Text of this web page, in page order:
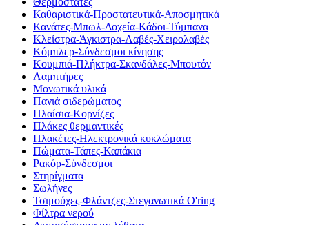
Καθαριστικά-Προστατευτικά-Αποσμητικά
Κανάτες-Μπωλ-Δοχεία-Κάδοι-Τύμπανα
Κλείστρα-Άγκιστρα-Λαβές-Χειρολαβές
Κόμπλερ-Σύνδεσμοι κίνησης
Κουμπιά-Πλήκτρα-Σκανδάλες-Μπουτόν
Λαμπτήρες
Μονωτικά υλικά
Πανιά σιδερώματος
Πλαίσια-Κορνίζες
Πλάκες θερμαντικές
Πλακέτες-Ηλεκτρονικά κυκλώματα
Πώματα-Τάπες-Καπάκια
Ρακόρ-Σύνδεσμοι
Στηρίγματα
Σωλήνες
Τσιμούχες-Φλάντζες-Στεγανωτικά O'ring
Φίλτρα νερού